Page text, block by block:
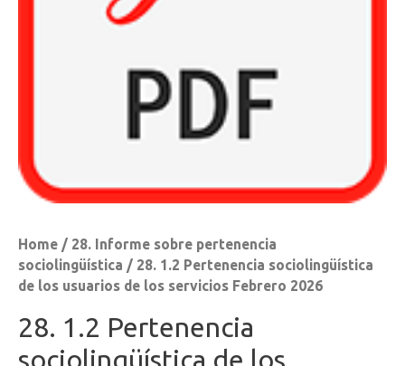
Home / 28. Informe sobre pertenencia
sociolingüística / 28. 1.2 Pertenencia sociolingüística
de los usuarios de los servicios Febrero 2026
28. 1.2 Pertenencia
sociolingüística de los